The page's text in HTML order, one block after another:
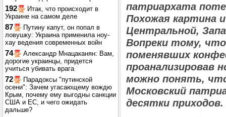
192
Итак, что происходит в
Украине на самом деле
87
Путину капут, он попал в
ловушку: Украина применила ноу-
хау ведения современных войн
74
Александр Мнацаканян: Вам,
дорогие украинцы, придется
учиться убивать врага
72
Парадоксы "путинской
осени": Зачем угасающему вождю
Крым, почему ему выгодны санкции
США и ЕС, и чего ожидать
дальше?
патриархата
Похожая картина
Центральной,
Вопреки тому,
поменявших
проанализировав
можно понять,
Московский
десятки приходов.